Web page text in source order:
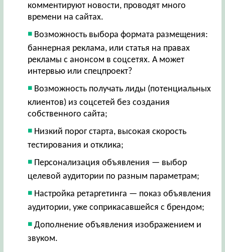
комментируют новости, проводят много
времени на сайтах.
Возможность выбора формата размещения:
баннерная реклама, или статья на правах
рекламы с анонсом в соцсетях. А может
интервью или спецпроект?
Возможность получать лиды (потенциальных
клиентов) из соцсетей без создания
собственного сайта;
Низкий порог старта, высокая скорость
тестирования и отклика;
Персонализация объявления — выбор
целевой аудитории по разным параметрам;
Настройка ретаргетинга — показ объявления
аудитории, уже соприкасавшейся с брендом;
Дополнение объявления изображением и
звуком.